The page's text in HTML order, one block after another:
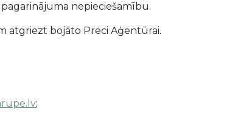
nepieciešamību.
atgriezt bojāto Preci Aģentūrai.
;